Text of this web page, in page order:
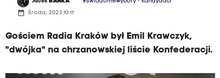
Jacek BAŃKA #ŚwiadomeWybory - Kandydaci
date_range Środa, 2023.10.11
Gościem Radia Kraków był Emil Krawczyk,
"dwójka" na chrzanowskiej liście Konfederacji.